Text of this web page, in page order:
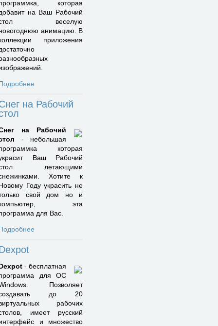
которая
на Ваш Рабочий
веселую
анимацию. В
приложения
на Рабочий
на Рабочий
- небольшая
которая
Ваш Рабочий
летающими
Хотите к
Году украсить не
свой дом но и
эта
для Вас.
- бесплатная
для ОС
Позволяет
до 20
рабочих
имеет русский
и множество